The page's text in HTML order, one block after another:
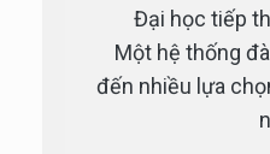
Đại học tiếp
Một hệ thống
đến nhiều lựa